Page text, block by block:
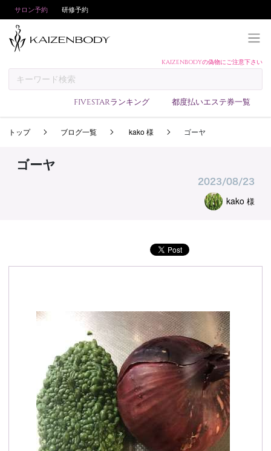
サロン予約 研修予約
KAIZENBODYの偽物にご注意下さい
FIVESTARランキング 都度払いエステ券一覧
予約方法
サロンランキング
会員登録/ログイン
お問い合わせ
トップ ブログ一覧 kako 様 ゴーヤ
ゴーヤ
2023/08/23
kako 様